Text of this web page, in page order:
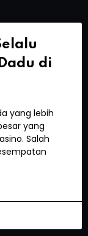
di
yang lebih
yang
Salah